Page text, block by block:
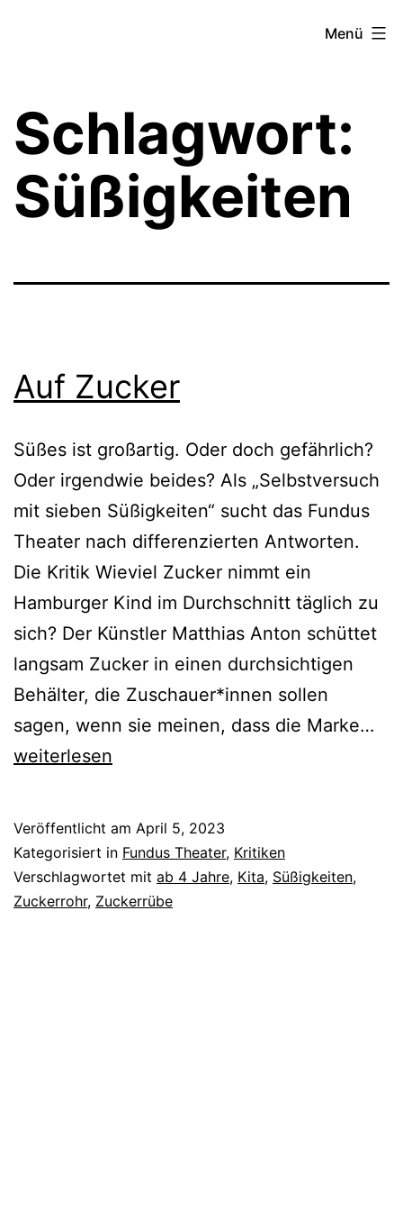
Menü
Schlagwort:
Süßigkeiten
Auf Zucker
Süßes ist großartig. Oder doch gefährlich?
Oder irgendwie beides? Als „Selbstversuch
mit sieben Süßigkeiten“ sucht das Fundus
Theater nach differenzierten Antworten.
Die Kritik Wieviel Zucker nimmt ein
Hamburger Kind im Durchschnitt täglich zu
sich? Der Künstler Matthias Anton schüttet
langsam Zucker in einen durchsichtigen
Behälter, die Zuschauer*innen sollen
sagen, wenn sie meinen, dass die Marke…
weiterlesen
Veröffentlicht am April 5, 2023
Kategorisiert in Fundus Theater, Kritiken
Verschlagwortet mit ab 4 Jahre, Kita, Süßigkeiten,
Zuckerrohr, Zuckerrübe